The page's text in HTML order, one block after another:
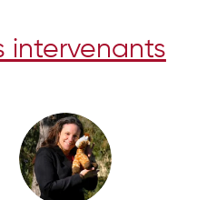
inter​venants